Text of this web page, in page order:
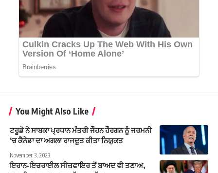
You Might Also Like
ਟਰੂਡੋ ਨੇ ਸਾਬਕਾ ਪ੍ਰਧਾਨ ਮੰਤਰੀ ਜੌਹਨ ਹੌਰਗਨ ਨੂੰ ਜਰਮਨੀ
‘ਚ ਕੈਨੇਡਾ ਦਾ ਅਗਲਾ ਰਾਜਦੂਤ ਕੀਤਾ ਨਿਯੁਕਤ
November 3, 2023
ਇਰਾਨ-ਇਜ਼ਰਾਈਲ ਸੀਜ਼ਫਾਇਰ ਤੋਂ ਬਾਅਦ ਵੀ ਤਣਾਅ,